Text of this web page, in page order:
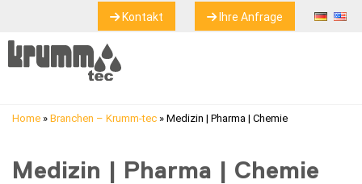
Kontakt Ihre Anfrage
Home » Branchen – Krumm-tec » Medizin | Pharma | Chemie
Medizin | Pharma | Chemie